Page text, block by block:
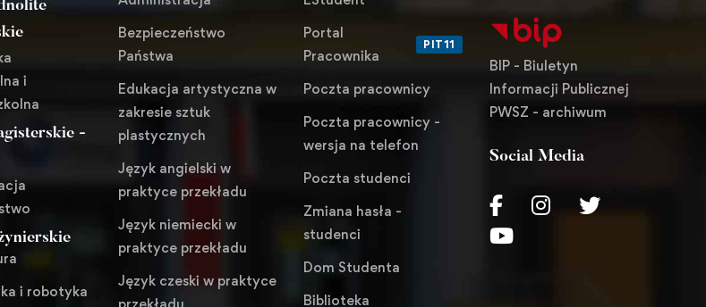
i
-
i robotyka
Bezpieczeństwo
Państwa
Edukacja artystyczna w
zakresie sztuk
plastycznych
Język angielski w
praktyce przekładu
Język niemiecki w
praktyce przekładu
Język czeski w praktyce
Portal
Pracownika
PIT11
Poczta pracownicy
Poczta pracownicy -
wersja na telefon
Poczta studenci
Zmiana hasła -
studenci
Dom Studenta
Biblioteka
BIP - Biuletyn
Informacji Publicznej
PWSZ - archiwum
Social Media